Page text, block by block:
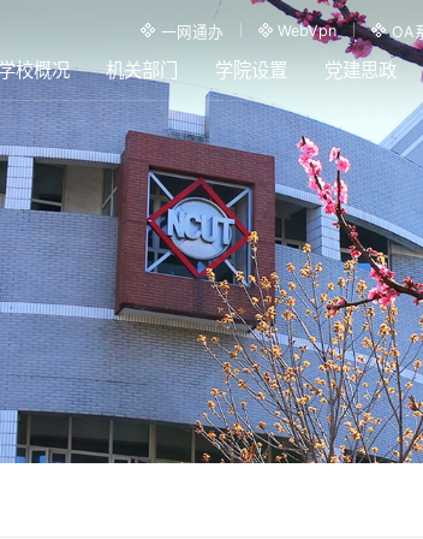
一网通办 WebVpn OA
校概况 机关部门 学院设置 党建思政